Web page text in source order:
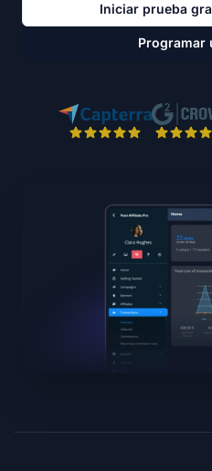
Iniciar prueba
Programar